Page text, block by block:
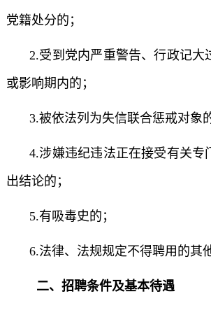
党籍处分的；
2.受到党内严重警告、行政记大
或影响期内的；
3.被依法列为失信联合惩戒对象
4.涉嫌违纪违法正在接受有关专
出结论的；
5.有吸毒史的；
6.法律、法规规定不得聘用的其
二、招聘条件及基本待遇